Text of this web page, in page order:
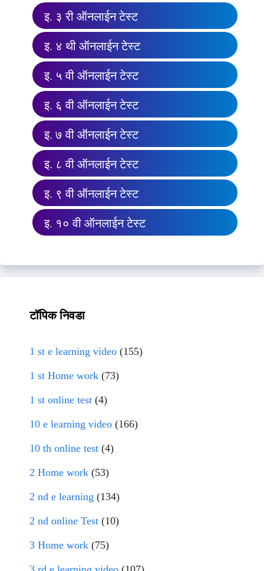
इ. ३ री ऑनलाईन टेस्ट
इ. ४ थी ऑनलाईन टेस्ट
इ. ५ वी ऑनलाईन टेस्ट
इ. ६ वी ऑनलाईन टेस्ट
इ. ७ वी ऑनलाईन टेस्ट
इ. ८ वी ऑनलाईन टेस्ट
इ. ९ वी ऑनलाईन टेस्ट
इ. १० वी ऑनलाईन टेस्ट
टॉपिक निवडा
1 st e learning video (155)
1 st Home work (73)
1 st online test (4)
10 e learning video (166)
10 th online test (4)
2 Home work (53)
2 nd e learning (134)
2 nd online Test (10)
3 Home work (75)